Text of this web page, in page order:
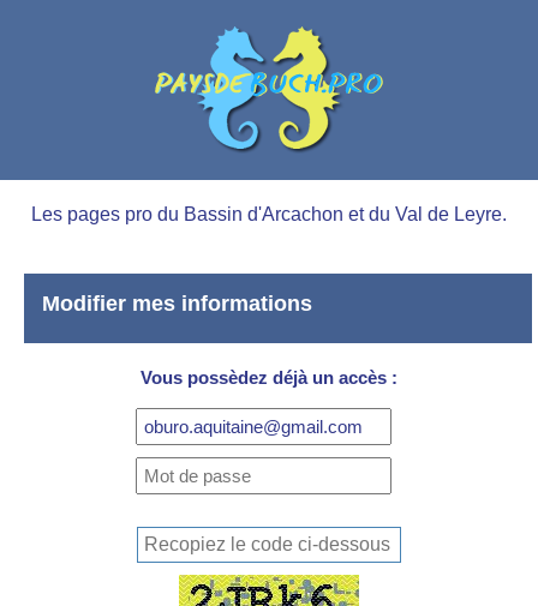
Les pages pro du Bassin d'Arcachon et du Val de Leyre.
Modifier mes informations
Vous possèdez déjà un accès :